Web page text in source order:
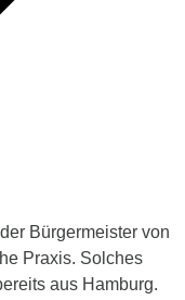
Bürgermeister von
Praxis. Solches
aus Hamburg.